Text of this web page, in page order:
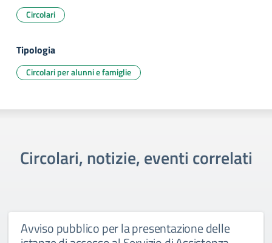
Circolari
Tipologia
Circolari per alunni e famiglie
Circolari, notizie, eventi correlati
Avviso pubblico per la presentazione delle